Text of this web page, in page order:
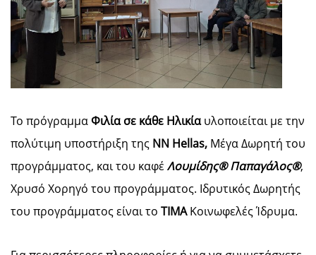
Το πρόγραμμαΦιλία σε κάθε Ηλικίαυλοποιείται με την
πολύτιμη υποστήριξη της NN Hellas, Μέγα Δωρητή του
προγράμματος, και του καφέ Λουμίδης® Παπαγάλος®,
Χρυσό Χορηγό του προγράμματος. Ιδρυτικός Δωρητής
του προγράμματος είναι το ΤΙΜΑΚοινωφελές Ίδρυμα.